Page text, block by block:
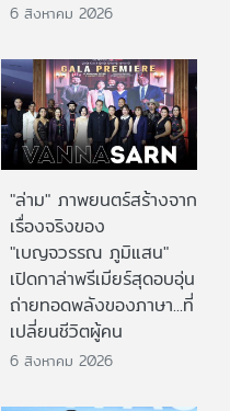
6 สิงหาคม 2026
"ล่าม" ภาพยนตร์สร้างจาก
เรื่องจริงของ
"เบญจวรรณ ภูมิแสน"
เปิดกาล่าพรีเมียร์สุดอบอุ่น
ถ่ายทอดพลังของภาษา...ที่
เปลี่ยนชีวิตผู้คน
6 สิงหาคม 2026